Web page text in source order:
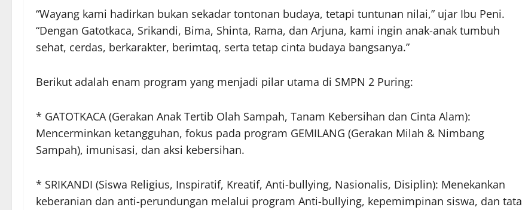
“Wayang kami hadirkan bukan sekadar tontonan budaya, tetapi tuntunan nilai,” ujar Ibu Peni.
“Dengan Gatotkaca, Srikandi, Bima, Shinta, Rama, dan Arjuna, kami ingin anak-anak tumbuh
sehat, cerdas, berkarakter, berimtaq, serta tetap cinta budaya bangsanya.”
Berikut adalah enam program yang menjadi pilar utama di SMPN 2 Puring:
* GATOTKACA (Gerakan Anak Tertib Olah Sampah, Tanam Kebersihan dan Cinta Alam):
Mencerminkan ketangguhan, fokus pada program GEMILANG (Gerakan Milah & Nimbang
Sampah), imunisasi, dan aksi kebersihan.
* SRIKANDI (Siswa Religius, Inspiratif, Kreatif, Anti-bullying, Nasionalis, Disiplin): Menekankan
keberanian dan anti-perundungan melalui program Anti-bullying, kepemimpinan siswa, dan tata